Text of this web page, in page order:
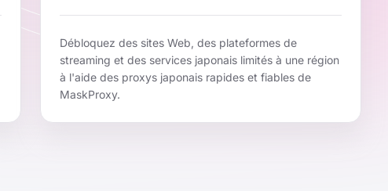
Débloquez des sites Web, des plateformes de
streaming et des services japonais limités à une région
à l'aide des proxys japonais rapides et fiables de
MaskProxy.